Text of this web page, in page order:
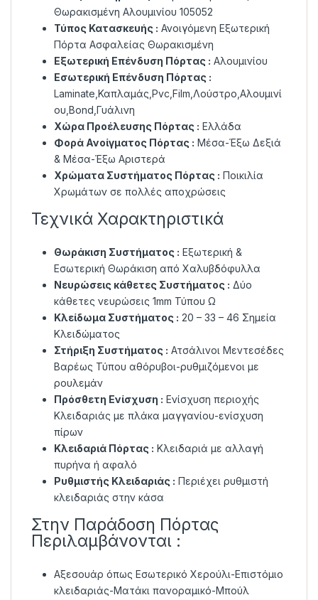
Θωρακισμένη Αλουμινίου 105052
Τύπος Κατασκευής : Ανοιγόμενη Εξωτερική
Πόρτα Ασφαλείας Θωρακισμένη
Εξωτερική Επένδυση Πόρτας : Αλουμινίου
Εσωτερική Επένδυση Πόρτας :
Laminate,Καπλαμάς,Pvc,Film,Λούστρο,Αλουμινί
ου,Bond,Γυάλινη
Χώρα Προέλευσης Πόρτας : Ελλάδα
Φορά Ανοίγματος Πόρτας : Μέσα-Έξω Δεξιά
& Μέσα-Έξω Αριστερά
Χρώματα Συστήματος Πόρτας : Ποικιλία
Χρωμάτων σε πολλές αποχρώσεις
Τεχνικά Χαρακτηριστικά
Θωράκιση Συστήματος : Εξωτερική &
Εσωτερική Θωράκιση από Χαλυβδόφυλλα
Νευρώσεις κάθετες Συστήματος : Δύο
κάθετες νευρώσεις 1mm Τύπου Ω
Κλείδωμα Συστήματος : 20 – 33 – 46 Σημεία
Κλειδώματος
Στήριξη Συστήματος : Ατσάλινοι Μεντεσέδες
Βαρέως Τύπου αθόρυβοι-ρυθμιζόμενοι με
ρουλεμάν
Πρόσθετη Ενίσχυση : Ενίσχυση περιοχής
Κλειδαριάς με πλάκα μαγγανίου-ενίσχυση
πίρων
Κλειδαριά Πόρτας : Κλειδαριά με αλλαγή
πυρήνα ή αφαλό
Ρυθμιστής Κλειδαριάς : Περιέχει ρυθμιστή
κλειδαριάς στην κάσα
Στην Παράδοση Πόρτας
Περιλαμβάνονται :
Αξεσουάρ όπως Εσωτερικό Χερούλι-Επιστόμιο
κλειδαριάς-Ματάκι πανοραμικό-Μπούλ